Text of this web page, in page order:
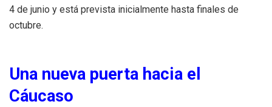
4 de junio y está prevista inicialmente hasta finales de
octubre.
Una nueva puerta hacia el
Cáucaso